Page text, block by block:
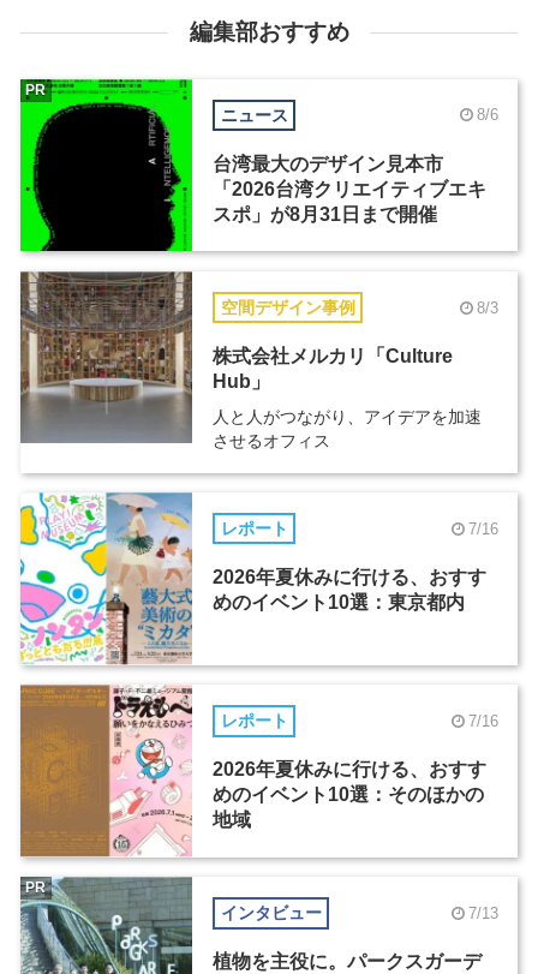
編集部おすすめ
ニュース 8/6
台湾最大のデザイン見本市
「2026台湾クリエイティブエキ
スポ」が8月31日まで開催
PR
空間デザイン事例 8/3
株式会社メルカリ「Culture
Hub」
人と人がつながり、アイデアを加速
させるオフィス
レポート 7/16
2026年夏休みに行ける、おすす
めのイベント10選：東京都内
レポート 7/16
2026年夏休みに行ける、おすす
めのイベント10選：そのほかの
地域
インタビュー 7/13
植物を主役に。パークスガーデ
PR